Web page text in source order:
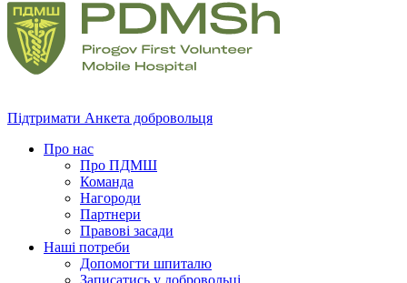
Підтримати Анкета добровольця
Про нас
Про ПДМШ
Команда
Нагороди
Партнери
Правові засади
Наші потреби
Допомогти шпиталю
Записатись у добровольці